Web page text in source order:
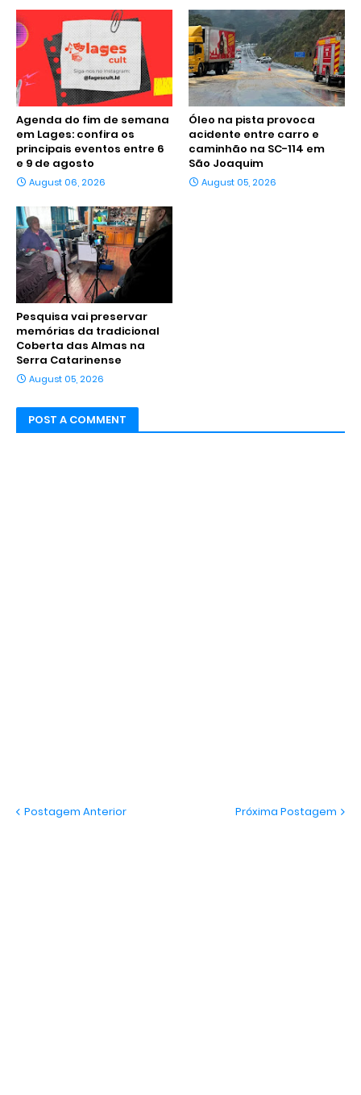
Agenda do fim de semana
em Lages: confira os
principais eventos entre 6
e 9 de agosto
August 06, 2026
Óleo na pista provoca
acidente entre carro e
caminhão na SC-114 em
São Joaquim
August 05, 2026
Pesquisa vai preservar
memórias da tradicional
Coberta das Almas na
Serra Catarinense
August 05, 2026
POST A COMMENT
Postagem Anterior Próxima Postagem